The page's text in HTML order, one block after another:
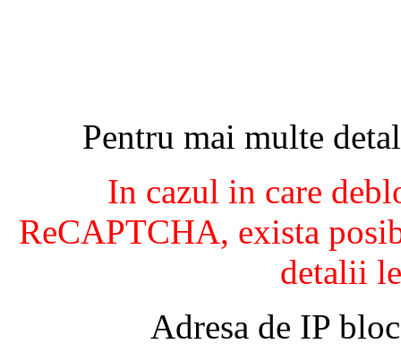
Pentru mai multe
In cazul in care
ReCAPTCHA, exista
detalii
Adresa de IP